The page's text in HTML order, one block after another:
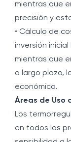
mientras que
precisión y
• Cálculo de
inversión
mientras que
a largo plazo,
económica.
Áreas de Uso
Los
en todos los